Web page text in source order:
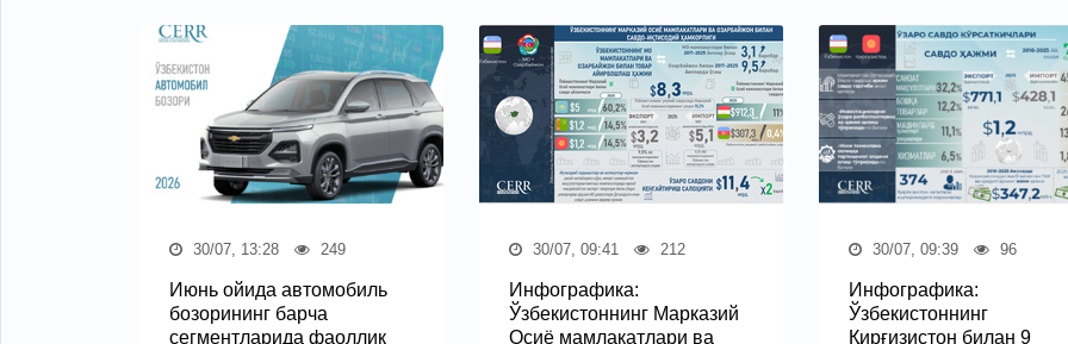
30/07, 13:28 249
Июнь ойида автомобиль
бозорининг барча
сегментларида фаоллик
30/07, 09:41 212
Инфографика:
Ўзбекистоннинг Марказий
Осиё мамлакатлари ва
30/07, 09:39 96
Инфографика:
Ўзбекистоннинг
Қирғизистон билан 9